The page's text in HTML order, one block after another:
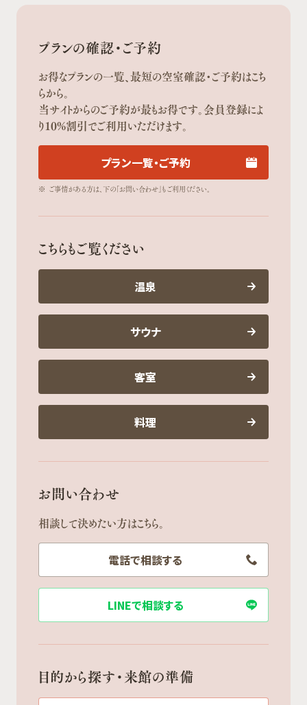
プランの確認・ご予約
お得なプランの一覧、最短の空室確認・ご予約はこち
らから。
当サイトからのご予約が最もお得です。会員登録によ
り10%割引でご利用いただけます。
プラン一覧・ご予約
※ ご事情がある方は、下の「お問い合わせ」もご利用ください。
こちらもご覧ください
温泉
サウナ
客室
料理
お問い合わせ
相談して決めたい方はこちら。
電話で相談する
LINEで相談する
目的から探す・来館の準備